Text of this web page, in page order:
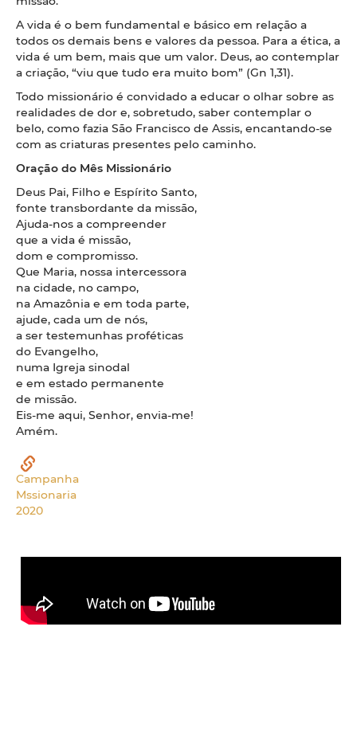
A vida é o bem fundamental e básico em relação a
todos os demais bens e valores da pessoa. Para a ética, a
vida é um bem, mais que um valor. Deus, ao contemplar
a criação, “viu que tudo era muito bom” (Gn 1,31).
Todo missionário é convidado a educar o olhar sobre as
realidades de dor e, sobretudo, saber contemplar o
belo, como fazia São Francisco de Assis, encantando-se
com as criaturas presentes pelo caminho.
Oração do Mês Missionário
Deus Pai, Filho e Espírito Santo,
fonte transbordante da missão,
Ajuda-nos a compreender
que a vida é missão,
dom e compromisso.
Que Maria, nossa intercessora
na cidade, no campo,
na Amazônia e em toda parte,
ajude, cada um de nós,
a ser testemunhas proféticas
do Evangelho,
numa Igreja sinodal
e em estado permanente
de missão.
Eis-me aqui, Senhor, envia-me!
Amém.
Campanha
Mssionaria
2020